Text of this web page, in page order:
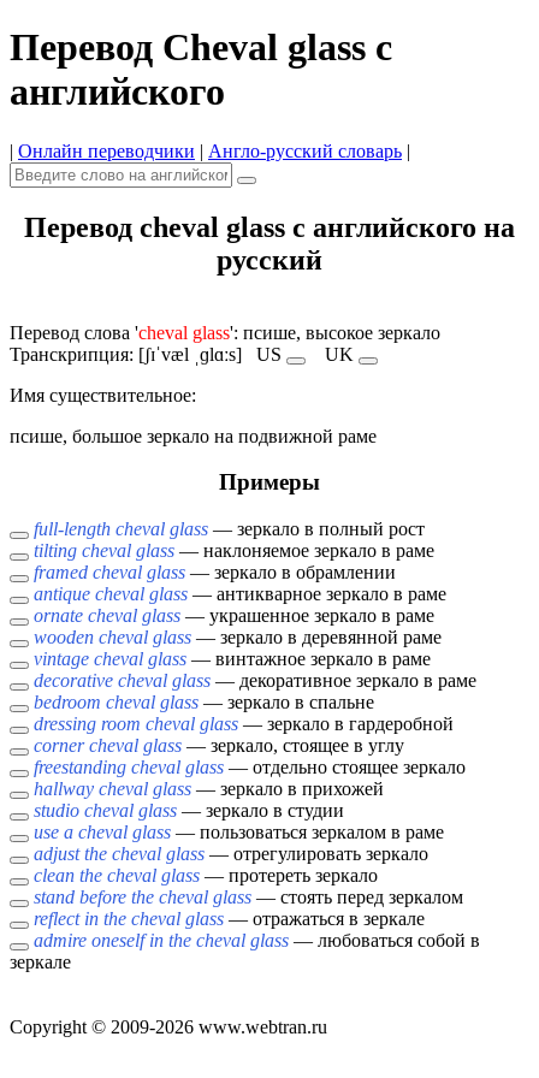
Перевод Cheval glass с
английского
| Онлайн переводчики | Англо-русский словарь |
Перевод cheval glass с английского на
русский
Перевод слова 'cheval glass': псише, высокое зеркало
Транскрипция: [ʃɪˈvæl ˌɡlɑːs] US
UK
Имя cуществительное:
псише, большое зеркало на подвижной раме
Примеры
full-length cheval glass — зеркало в полный рост
tilting cheval glass — наклоняемое зеркало в раме
framed cheval glass — зеркало в обрамлении
antique cheval glass — антикварное зеркало в раме
ornate cheval glass — украшенное зеркало в раме
wooden cheval glass — зеркало в деревянной раме
vintage cheval glass — винтажное зеркало в раме
decorative cheval glass — декоративное зеркало в раме
bedroom cheval glass — зеркало в спальне
dressing room cheval glass — зеркало в гардеробной
corner cheval glass — зеркало, стоящее в углу
freestanding cheval glass — отдельно стоящее зеркало
hallway cheval glass — зеркало в прихожей
studio cheval glass — зеркало в студии
use a cheval glass — пользоваться зеркалом в раме
adjust the cheval glass — отрегулировать зеркало
clean the cheval glass — протереть зеркало
stand before the cheval glass — стоять перед зеркалом
reflect in the cheval glass — отражаться в зеркале
admire oneself in the cheval glass — любоваться собой в
зеркале
Copyright © 2009-2026 www.webtran.ru